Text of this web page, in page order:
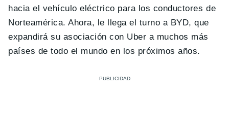
hacia el vehículo eléctrico para los conductores de
Norteamérica. Ahora, le llega el turno a BYD, que
expandirá su asociación con Uber a muchos más
países de todo el mundo en los próximos años.